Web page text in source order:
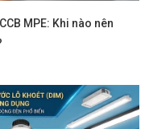
MPE: Khi nào nên